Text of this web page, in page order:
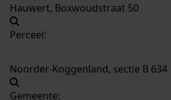
Hauwert, Boxwoudstraat 50
Perceel:
Noorder-Koggenland, sectie B 634
Gemeente: